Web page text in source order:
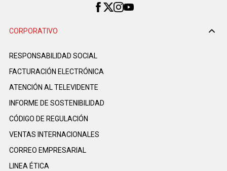
CORPORATIVO
RESPONSABILIDAD SOCIAL
FACTURACIÓN ELECTRÓNICA
ATENCIÓN AL TELEVIDENTE
INFORME DE SOSTENIBILIDAD
CÓDIGO DE REGULACIÓN
VENTAS INTERNACIONALES
CORREO EMPRESARIAL
LINEA ÉTICA